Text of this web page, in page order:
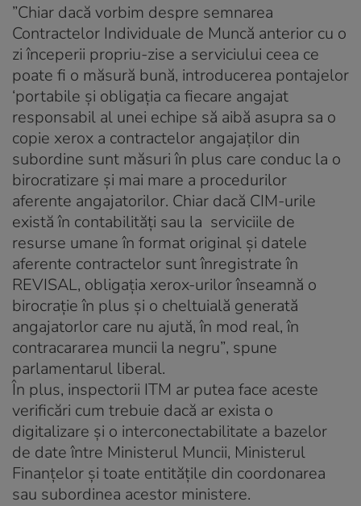
”Chiar dacă vorbim despre semnarea
Contractelor Individuale de Muncă anterior cu o
zi începerii propriu-zise a serviciului ceea ce
poate fi o măsură bună, introducerea pontajelor
‘portabile și obligația ca fiecare angajat
responsabil al unei echipe să aibă asupra sa o
copie xerox a contractelor angajaților din
subordine sunt măsuri în plus care conduc la o
birocratizare și mai mare a procedurilor
aferente angajatorilor. Chiar dacă CIM-urile
există în contabilități sau la serviciile de
resurse umane în format original și datele
aferente contractelor sunt înregistrate în
REVISAL, obligația xerox-urilor înseamnă o
birocrație în plus și o cheltuială generată
angajatorlor care nu ajută, în mod real, în
contracararea muncii la negru”, spune
parlamentarul liberal.
În plus, inspectorii ITM ar putea face aceste
verificări cum trebuie dacă ar exista o
digitalizare și o interconectabilitate a bazelor
de date între Ministerul Muncii, Ministerul
Finanțelor și toate entitățile din coordonarea
sau subordinea acestor ministere.